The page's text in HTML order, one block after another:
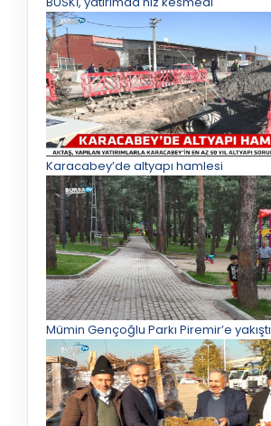
Karacabey’de altyapı hamlesi
Mümin Gençoğlu Parkı Piremir’e yakıştı